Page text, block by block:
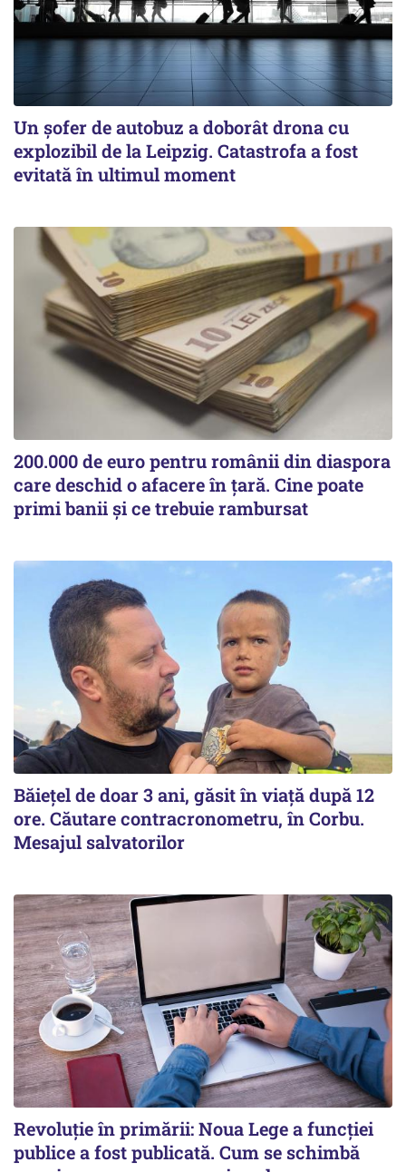
Un șofer de autobuz a doborât drona cu
explozibil de la Leipzig. Catastrofa a fost
evitată în ultimul moment
200.000 de euro pentru românii din diaspora
care deschid o afacere în țară. Cine poate
primi banii și ce trebuie rambursat
Băiețel de doar 3 ani, găsit în viață după 12
ore. Căutare contracronometru, în Corbu.
Mesajul salvatorilor
Revoluție în primării: Noua Lege a funcției
publice a fost publicată. Cum se schimbă